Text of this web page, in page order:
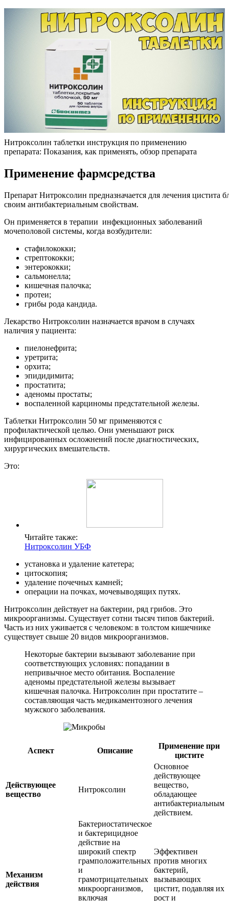
Нитроксолин таблетки инструкция по применению
препарата: Показания, как применять, обзор препарата
Применение фармсредства
Препарат Нитроксолин предназначается для лечения цистита
своим антибактериальным свойствам.
Он применяется в терапии инфекционных заболеваний
мочеполовой системы, когда возбудители:
стафилококки;
стрептококки;
энтерококки;
сальмонелла;
кишечная палочка;
протеи;
грибы рода кандида.
Лекарство Нитроксолин назначается врачом в случаях
наличия у пациента:
пиелонефрита;
уретрита;
орхита;
эпидидимита;
простатита;
аденомы простаты;
воспаленной карциномы предстательной железы.
Таблетки Нитроксолин 50 мг применяются с
профилактической целью. Они уменьшают риск
инфицированных осложнений после диагностических,
хирургических вмешательств.
Это:
Читайте также:
Нитроксолин УБФ
установка и удаление катетера;
цитоскопия;
удаление почечных камней;
операции на почках, мочевыводящих путях.
Нитроксолин действует на бактерии, ряд грибов. Это
микроорганизмы. Существует сотни тысяч типов бактерий.
Часть из них уживается с человеком: в толстом кишечнике
существует свыше 20 видов микроорганизмов.
Некоторые бактерии вызывают заболевание при
соответствующих условиях: попадании в
непривычное место обитания. Воспаление
аденомы предстательной железы вызывает
кишечная палочка. Нитроксолин при простатите –
составляющая часть медикаментозного лечения
мужского заболевания.
Аспект Описание
Применение при
цистите
Действующее
вещество
Нитроксолин
Основное
действующее
вещество,
обладающее
антибактериальным
действием.
Механизм
действия
Бактериостатическое
и бактерицидное
действие на
широкий спектр
грамположительных
и
грамотрицательных
микроорганизмов,
включая
Эффективен
против многих
бактерий,
вызывающих
цистит, подавляя их
рост и